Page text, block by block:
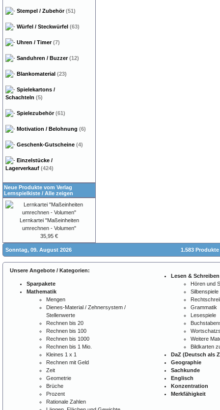
Stempel / Zubehör(51)
Würfel / Steckwürfel (63)
Uhren / Timer(7)
Sanduhren / Buzzer(12)
Blankomaterial (23)
Spielekartons /
Schachteln (5)
Spielezubehör(61)
Motivation / Belohnung (6)
Geschenk-Gutscheine (4)
Einzelstücke /
Lagerverkauf (424)
Neue Produkte vom Verlag
Lernspielkiste / Alle zeigen
Lernkartei "Maßeinheiten
umrechnen - Volumen"
35,95 €
Sonntag, 09. August 2026 1.583
Unsere Angebote / Kategorien:
Sparpakete
Mathematik
Mengen
Dienes-Material / Zehnersystem /
Stellenwerte
Rechnen bis 20
Rechnen bis 100
Rechnen bis 1000
Rechnen bis 1 Mio.
Kleines 1 x 1
Rechnen mit Geld
Zeit
Geometrie
Brüche
Prozent
Rationale Zahlen
Lesen & Schreiben
Hören und
Silbenspiele
Grammatik
Lesespiele
Weitere
Bildkarten
DaZ (Deutsch als
Geographie
Sachkunde
Englisch
Konzentration
Merkfähigkeit